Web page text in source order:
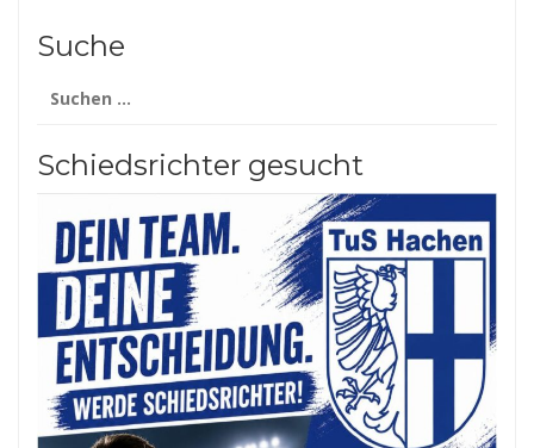
Suche
nach:
Schiedsrichter gesucht